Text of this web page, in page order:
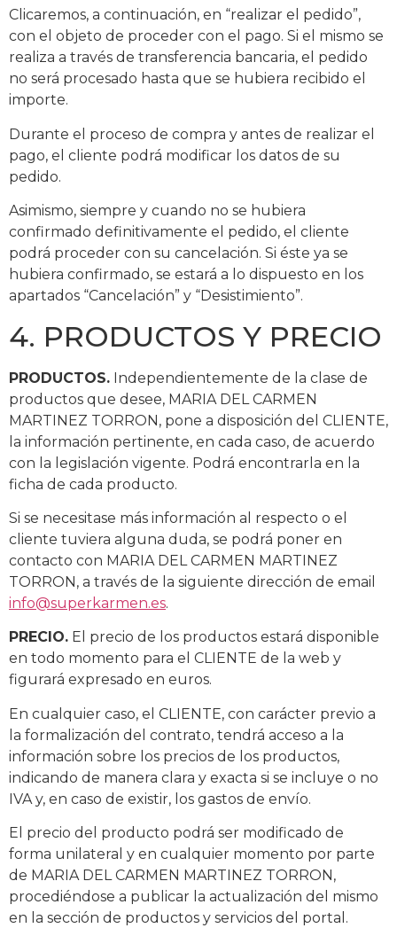
Clicaremos, a continuación, en “realizar el pedido”,
con el objeto de proceder con el pago. Si el mismo se
realiza a través de transferencia bancaria, el pedido
no será procesado hasta que se hubiera recibido el
importe.
Durante el proceso de compra y antes de realizar el
pago, el cliente podrá modificar los datos de su
pedido.
Asimismo, siempre y cuando no se hubiera
confirmado definitivamente el pedido, el cliente
podrá proceder con su cancelación. Si éste ya se
hubiera confirmado, se estará a lo dispuesto en los
apartados “Cancelación” y “Desistimiento”.
4. PRODUCTOS Y PRECIO
PRODUCTOS. Independientemente de la clase de
productos que desee, MARIA DEL CARMEN
MARTINEZ TORRON, pone a disposición del CLIENTE,
la información pertinente, en cada caso, de acuerdo
con la legislación vigente. Podrá encontrarla en la
ficha de cada producto.
Si se necesitase más información al respecto o el
cliente tuviera alguna duda, se podrá poner en
contacto con MARIA DEL CARMEN MARTINEZ
TORRON, a través de la siguiente dirección de email
info@superkarmen.es.
PRECIO. El precio de los productos estará disponible
en todo momento para el CLIENTE de la web y
figurará expresado en euros.
En cualquier caso, el CLIENTE, con carácter previo a
la formalización del contrato, tendrá acceso a la
información sobre los precios de los productos,
indicando de manera clara y exacta si se incluye o no
IVA y, en caso de existir, los gastos de envío.
El precio del producto podrá ser modificado de
forma unilateral y en cualquier momento por parte
de MARIA DEL CARMEN MARTINEZ TORRON,
procediéndose a publicar la actualización del mismo
en la sección de productos y servicios del portal.